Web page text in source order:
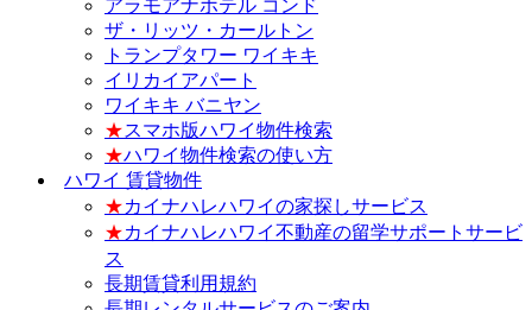
アラモアナホテル コンド
ザ・リッツ・カールトン
トランプタワー ワイキキ
イリカイアパート
ワイキキ バニヤン
★スマホ版ハワイ物件検索
★ハワイ物件検索の使い方
ハワイ 賃貸物件
★カイナハレハワイの家探しサービス
★カイナハレハワイ不動産の留学サポートサービ
ス
長期賃貸利用規約